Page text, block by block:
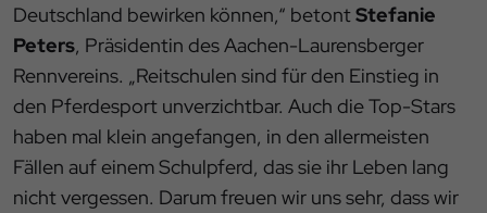
Deutschland bewirken können,“ betontStefanie
Peters, Präsidentin des Aachen-Laurensberger
Rennvereins. „Reitschulen sind für den Einstieg in
den Pferdesport unverzichtbar. Auch die Top-Stars
haben mal klein angefangen, in den allermeisten
Fällen auf einem Schulpferd, das sie ihr Leben lang
nicht vergessen. Darum freuen wir uns sehr, dass wir